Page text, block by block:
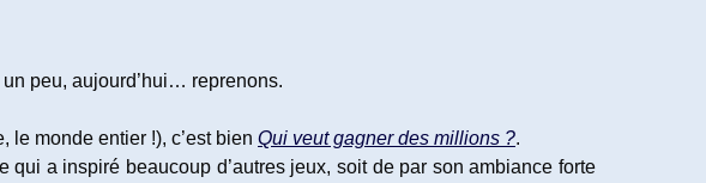
peu, aujourd’hui… reprenons.
le monde entier !), c’est bien Qui veut gagner des millions ?.
qui a inspiré beaucoup d’autres jeux, soit de par son ambiance forte